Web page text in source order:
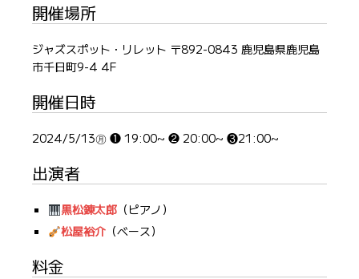
開催場所
ジャズスポット・リレット 〒892-0843 鹿児島県鹿児島
市千日町9-4 4F
開催日時
2024/5/13㊊ ❶ 19:00~ ❷ 20:00~ ❸21:00~
出演者
黒松錬太郎（ピアノ）
松屋裕介（ベース）
料金